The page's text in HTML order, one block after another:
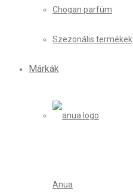
Chogan parfüm
Szezonális termékek
Márkák
Anua